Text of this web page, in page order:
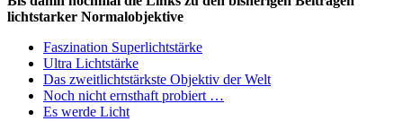
lichtstarker Normalobjektive
Faszination Superlichtstärke
Ultra Lichtstärke
Das zweitlichtstärkste Objektiv der Welt
Noch nicht ernsthaft probiert …
Es werde Licht